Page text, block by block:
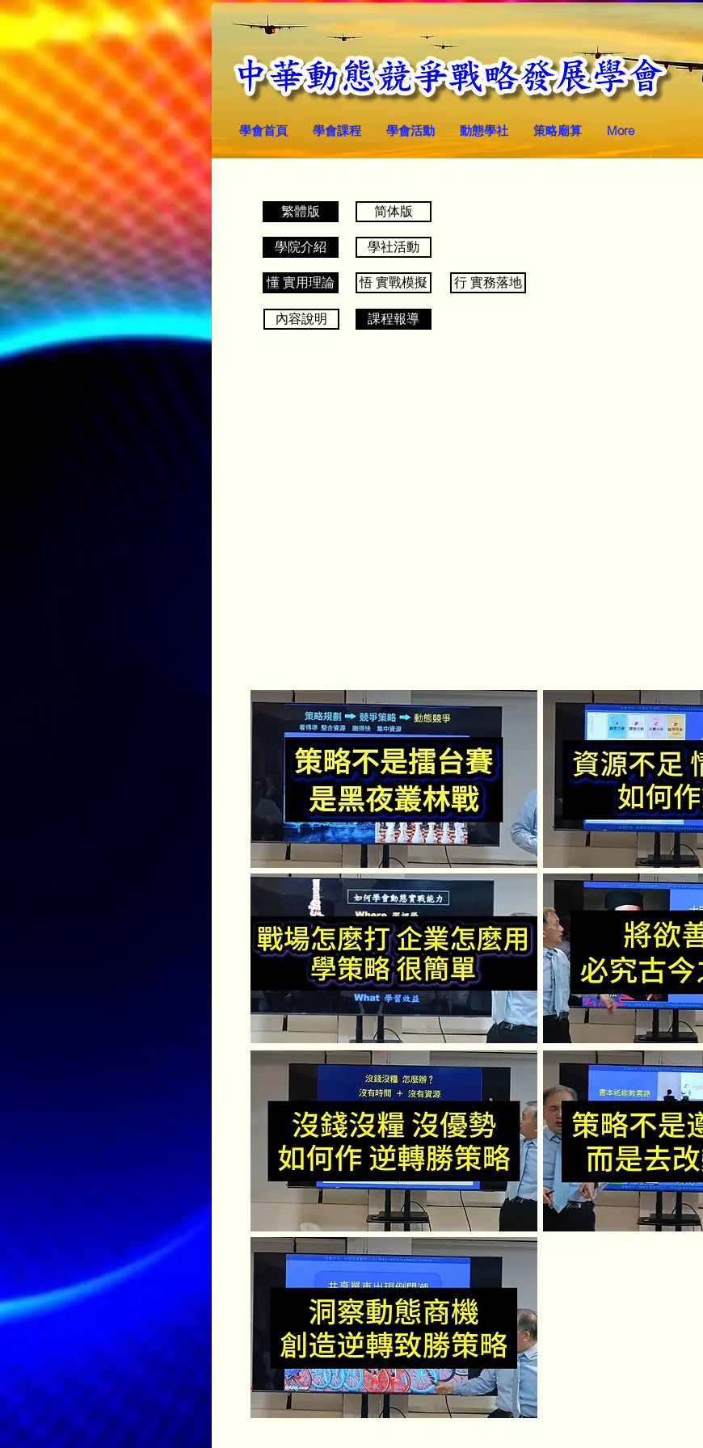
學會首頁 學會課程 學會活動 動態學社 策略廟算 More
懂 實用理論
課程報導
學院介紹 學社活動
悟 實戰模擬 行 實務落地
繁體版 简体版
內容說明